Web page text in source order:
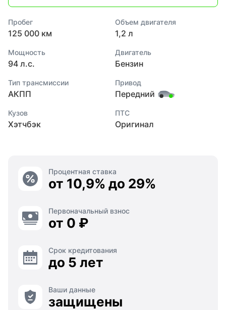
Пробег
125 000 км
Объем двигателя
1,2 л
Мощность
94 л.с.
Двигатель
Бензин
Тип трансмиссии
АКПП
Привод
Передний
Кузов
Хэтчбэк
ПТС
Оригинал
Процентная ставка
от 10,9% до 29%
Первоначальный взнос
от 0 ₽
Срок кредитования
до 5 лет
Ваши данные
защищены